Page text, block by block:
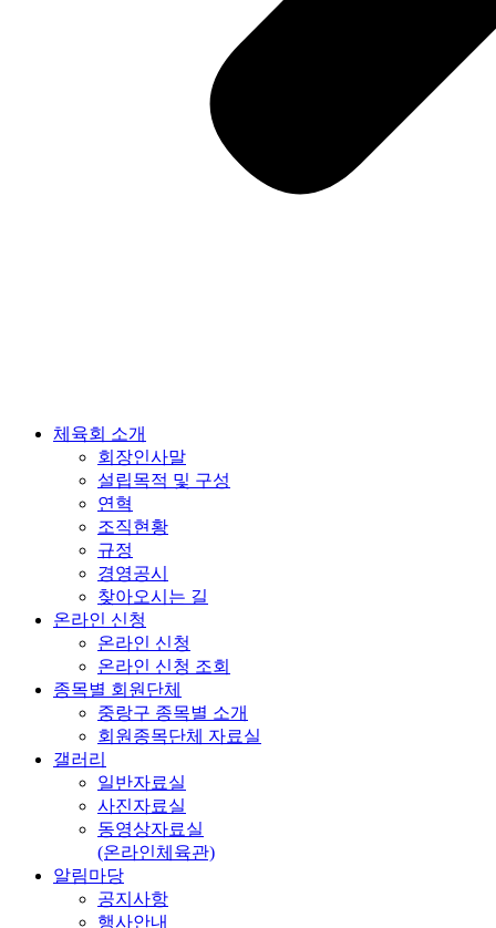
체육회 소개
회장인사말
설립목적 및 구성
연혁
조직현황
규정
경영공시
찾아오시는 길
온라인 신청
온라인 신청
온라인 신청 조회
종목별 회원단체
중랑구 종목별 소개
회원종목단체 자료실
갤러리
일반자료실
사진자료실
동영상자료실
(온라인체육관)
알림마당
공지사항
행사안내